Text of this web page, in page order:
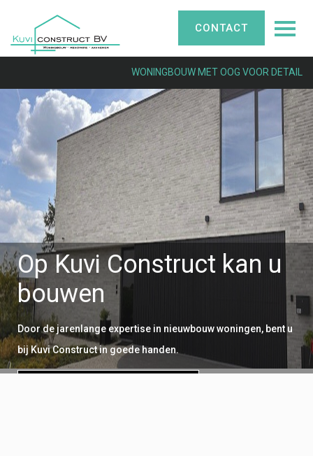
CONTACT
WONINGBOUW MET OOG VOOR DETAIL
Op Kuvi Construct kan u
bouwen
Door de jarenlange expertise in nieuwbouw woningen, bent u
bij Kuvi Construct in goede handen.